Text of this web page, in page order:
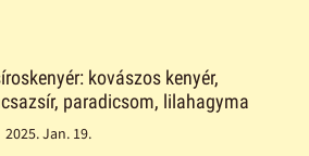
kovászos kenyér,
paradicsom, lilahagyma
2025. Jan. 19.